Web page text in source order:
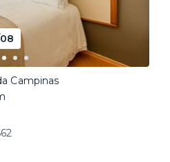
Campinas